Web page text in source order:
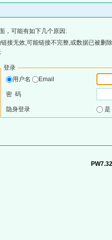
，可能有如下几个原因:
接无效,可能链接不完整,或数据已被删
登录
用户名
Email
密 码
隐身登录